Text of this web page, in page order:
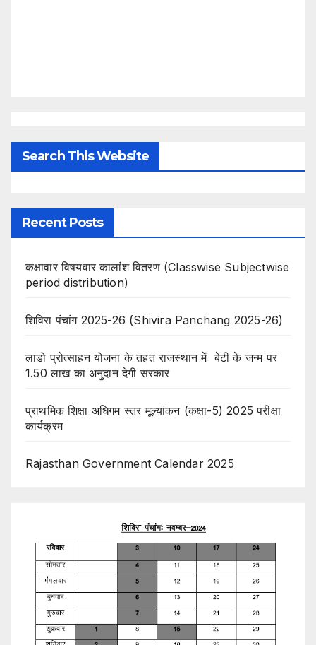
Search This Website
Recent Posts
कक्षावार विषयवार कालांश वितरण (Classwise Subjectwise
period distribution)
शिविरा पंचांग 2025-26 (Shivira Panchang 2025-26)
लाडो प्रोत्साहन योजना के तहत राजस्थान में बेटी के जन्म पर
1.50 लाख का अनुदान देगी सरकार
प्राथमिक शिक्षा अधिगम स्तर मूल्यांकन (कक्षा-5) 2025 परीक्षा
कार्यक्रम
Rajasthan Government Calendar 2025